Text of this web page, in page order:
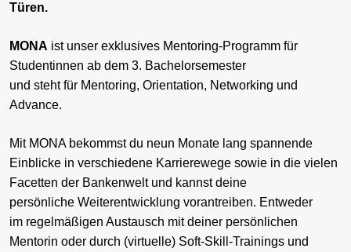
Türen.
MONA ist unser exklusives Mentoring-Programm für
Studentinnen ab dem 3. Bachelorsemester
und steht für Mentoring, Orientation, Networking und
Advance.
Mit MONA bekommst du neun Monate lang spannende
Einblicke in verschiedene Karrierewege sowie in die vielen
Facetten der Bankenwelt und kannst deine
persönliche Weiterentwicklung vorantreiben. Entweder
im regelmäßigen Austausch mit deiner persönlichen
Mentorin oder durch (virtuelle) Soft-Skill-Trainings und